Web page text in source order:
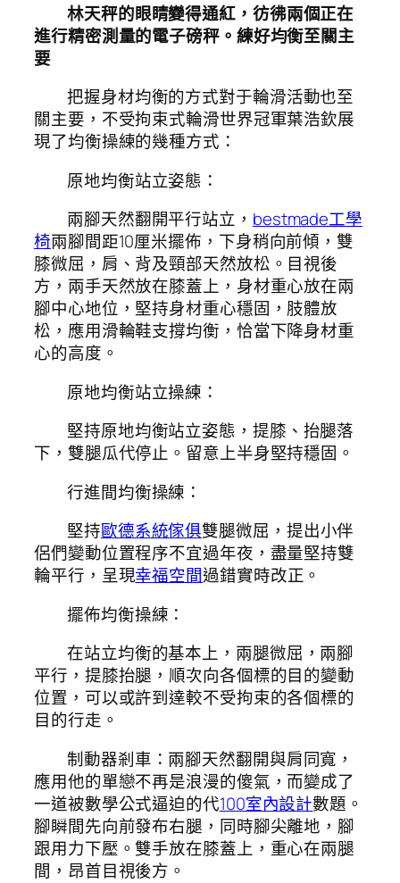
林天秤的眼睛變得通紅，彷彿兩個正在
進行精密測量的電子磅秤。練好均衡至關主
要
把握身材均衡的方式對于輪滑活動也至
關主要，不受拘束式輪滑世界冠軍葉浩欽展
現了均衡操練的幾種方式：
原地均衡站立姿態：
兩腳天然翻開平行站立， bestmade工學
椅兩腳間距10厘米擺佈，下身稍向前傾，雙
膝微屈，肩、背及頸部天然放松。目視後
方，兩手天然放在膝蓋上，身材重心放在兩
腳中心地位，堅持身材重心穩固，肢體放
松，應用滑輪鞋支撐均衡，恰當下降身材重
心的高度。
原地均衡站立操練：
堅持原地均衡站立姿態，提膝、抬腿落
下，雙腿瓜代停止。留意上半身堅持穩固。
行進間均衡操練：
堅持歐德系統傢俱雙腿微屈，提出小伴
侶們變動位置程序不宜過年夜，盡量堅持雙
輪平行，呈現幸福空間過錯實時改正。
擺佈均衡操練：
在站立均衡的基本上，兩腿微屈，兩腳
平行，提膝抬腿，順次向各個標的目的變動
位置，可以或許到達較不受拘束的各個標的
目的行走。
制動器剎車：兩腳天然翻開與肩同寬，
應用他的單戀不再是浪漫的傻氣，而變成了
一道被數學公式逼迫的代100室內設計數題。
腳瞬間先向前發布右腿，同時腳尖離地，腳
跟用力下壓。雙手放在膝蓋上，重心在兩腿
間，昂首目視後方。